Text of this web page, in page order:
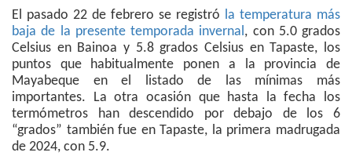
El pasado 22 de febrero se registró la temperatura más
baja de la presente temporada invernal, con 5.0 grados
Celsius en Bainoa y 5.8 grados Celsius en Tapaste, los
puntos que habitualmente ponen a la provincia de
Mayabeque en el listado de las mínimas más
importantes. La otra ocasión que hasta la fecha los
termómetros han descendido por debajo de los 6
“grados” también fue en Tapaste, la primera madrugada
de 2024, con 5.9.